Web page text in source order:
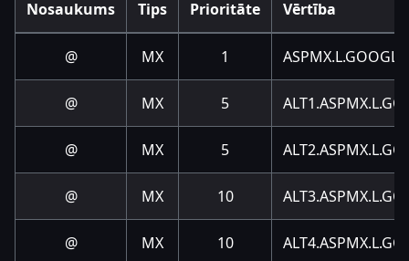
Nosaukums Tips Prioritāte Vērtība
@ MX 1
@ MX 5
@ MX 5
@ MX 10
@ MX 10